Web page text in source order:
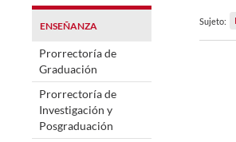
ENSEÑANZA
Prorrectoría de
Graduación
Prorrectoría de
Investigación y
Posgraduación
Sujeto: